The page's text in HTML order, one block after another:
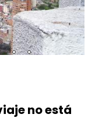
no está